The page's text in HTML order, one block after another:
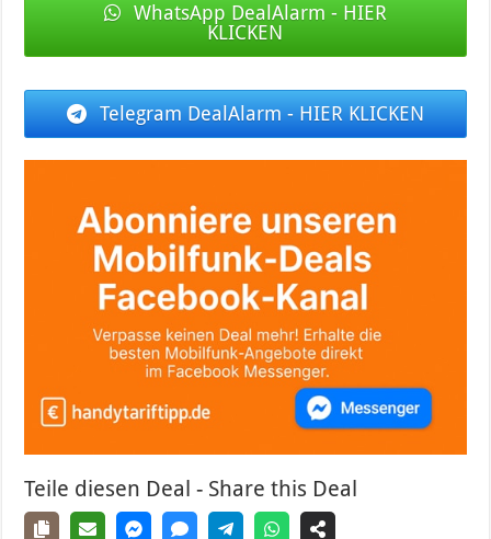
WhatsApp DealAlarm - HIER
KLICKEN
Telegram DealAlarm - HIER KLICKEN
Teile diesen Deal - Share this Deal